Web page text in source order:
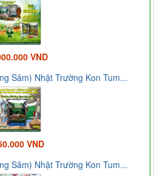
VND
Sâm) Nhật Trường Kon Tum...
VND
Sâm) Nhật Trường Kon Tum...